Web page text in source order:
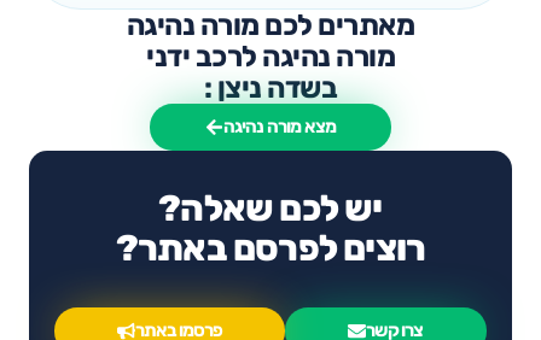
מאתרים לכם מורה נהיגה
מורה נהיגה לרכב ידני
בשדה ניצן :
מצא מורה נהיגה
יש לכם שאלה?
רוצים לפרסם באתר?
צרו קשר פרסמו באתר